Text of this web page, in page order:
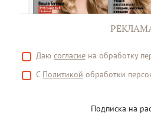
Даю согласие на обработку
С Политикой обработки
Подписка на